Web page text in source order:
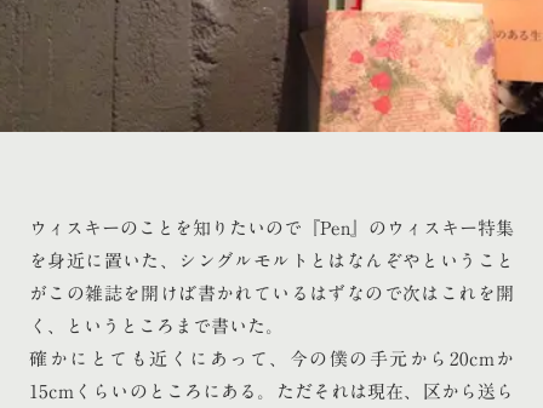
ウィスキーのことを知りたいので『Pen』のウィスキー特集
を身近に置いた、シングルモルトとはなんぞやということ
がこの雑誌を開けば書かれているはずなので次はこれを開
く、というところまで書いた。
確かにとても近くにあって、今の僕の手元から20cmか
15cmくらいのところにある。ただそれは現在、区から送ら